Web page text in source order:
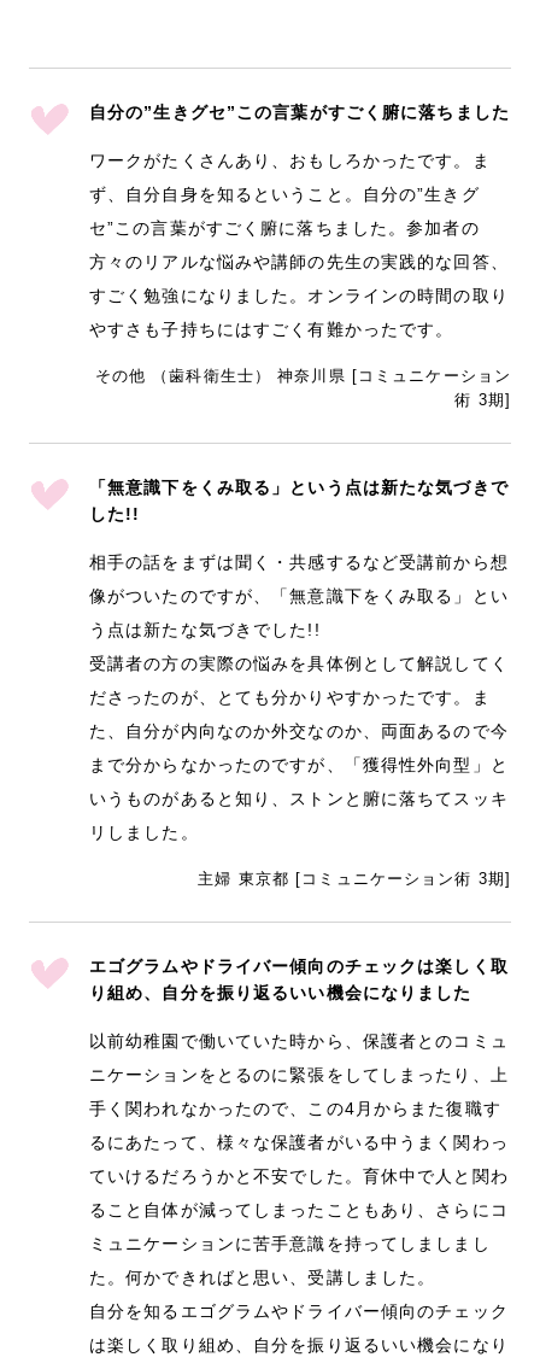
自分の”生きグセ”この言葉がすごく腑に落ちました
ワークがたくさんあり、おもしろかったです。ま
ず、自分自身を知るということ。自分の”生きグ
セ”この言葉がすごく腑に落ちました。参加者の
方々のリアルな悩みや講師の先生の実践的な回答、
すごく勉強になりました。オンラインの時間の取り
やすさも子持ちにはすごく有難かったです。
その他 （歯科衛生士） 神奈川県 [コミュニケーション
術 3期]
「無意識下をくみ取る」という点は新たな気づきで
した!!
相手の話をまずは聞く・共感するなど受講前から想
像がついたのですが、「無意識下をくみ取る」とい
う点は新たな気づきでした!!
受講者の方の実際の悩みを具体例として解説してく
ださったのが、とても分かりやすかったです。ま
た、自分が内向なのか外交なのか、両面あるので今
まで分からなかったのですが、「獲得性外向型」と
いうものがあると知り、ストンと腑に落ちてスッキ
リしました。
主婦 東京都 [コミュニケーション術 3期]
エゴグラムやドライバー傾向のチェックは楽しく取
り組め、自分を振り返るいい機会になりました
以前幼稚園で働いていた時から、保護者とのコミュ
ニケーションをとるのに緊張をしてしまったり、上
手く関われなかったので、この4月からまた復職す
るにあたって、様々な保護者がいる中うまく関わっ
ていけるだろうかと不安でした。育休中で人と関わ
ること自体が減ってしまったこともあり、さらにコ
ミュニケーションに苦手意識を持ってしましまし
た。何かできればと思い、受講しました。
自分を知るエゴグラムやドライバー傾向のチェック
は楽しく取り組め、自分を振り返るいい機会になり